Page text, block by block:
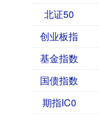
北证50
创业板指
基金指数
国债指数
期指IC0